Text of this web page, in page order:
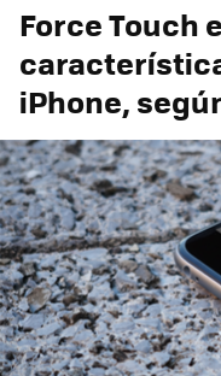
Force Touch
iPhone,